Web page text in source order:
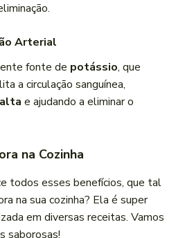
Arterial
fonte de potássio, que
a circulação sanguínea,
e ajudando a eliminar o
na Cozinha
todos esses benefícios, que tal
na sua cozinha? Ela é super
em diversas receitas. Vamos
saborosas!